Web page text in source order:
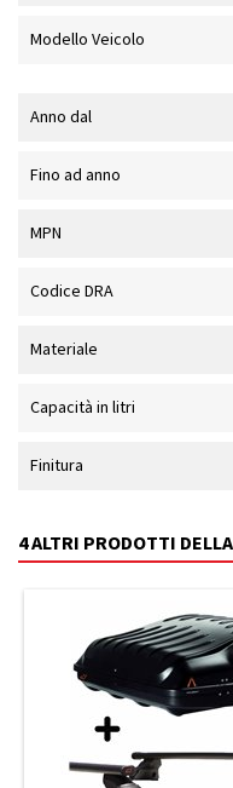
Modello Veicolo
Anno dal
Fino ad anno
MPN
Codice DRA
Materiale
Capacità in litri
Finitura
4 ALTRI PRODOTTI